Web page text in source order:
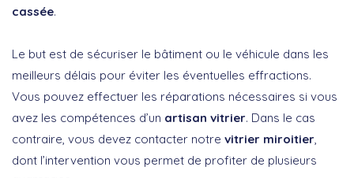
cassée.
Le but est de sécuriser le bâtiment ou le véhicule dans les
meilleurs délais pour éviter les éventuelles effractions.
Vous pouvez effectuer les réparations nécessaires si vous
avez les compétences d’un artisan vitrier. Dans le cas
contraire, vous devez contacter notre vitrier miroitier
dont l’intervention vous permet de profiter de plusieurs